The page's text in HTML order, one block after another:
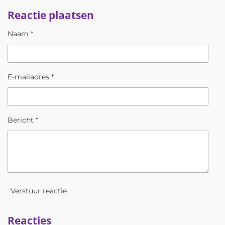
e
n
l
e
n
Reactie plaatsen
Naam *
E-mailadres *
Bericht *
Verstuur reactie
Reacties